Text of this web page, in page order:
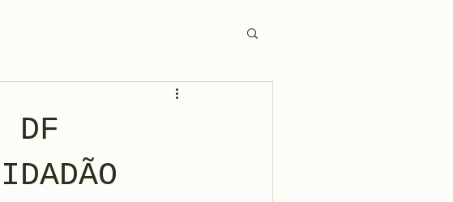
DF